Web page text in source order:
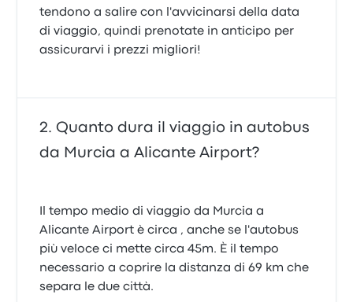
tendono a salire con l'avvicinarsi della data
di viaggio, quindi prenotate in anticipo per
assicurarvi i prezzi migliori!
Quanto dura il viaggio in autobus
da Murcia a Alicante Airport?
Il tempo medio di viaggio da Murcia a
Alicante Airport è circa , anche se l'autobus
più veloce ci mette circa 45m. È il tempo
necessario a coprire la distanza di 69 km che
separa le due città.